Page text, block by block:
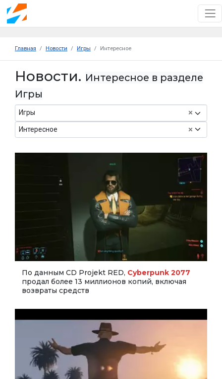
Главная Новости Игры Интересное
Новости. Интересное в разделе
Игры
×
Игры
×
Интересное
По данным CD Projekt RED, Cyberpunk 2077
продал более 13 миллионов копий, включая
возвраты средств